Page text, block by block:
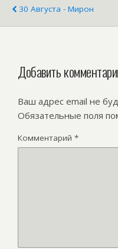
30 Августа - Мирон
Добавить
Ваш адрес email не
Обязательные поля
Комментарий *